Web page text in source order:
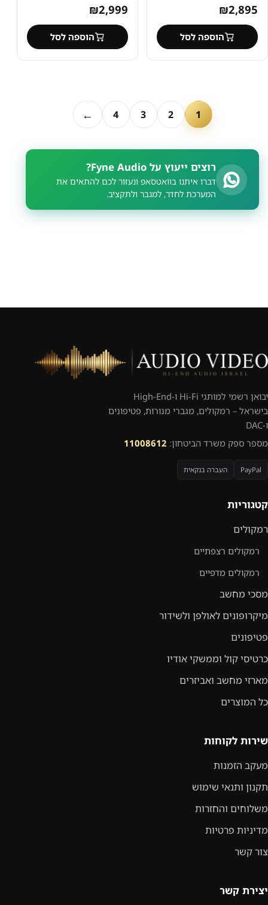
₪2,895
הוספה לסל
₪2,999
הוספה לסל
1
2
3
4
←
רוצים ייעוץ על Fyne Audio?
דברו איתנו בוואטסאפ ונעזור לכם להתאים את
המערכת לחדר, למגבר ולתקציב.
יבואן רשמי למותגי Hi-Fi ו-High-End
בישראל – רמקולים, מגברי מנורות, פטיפונים
ו-DAC
מספר ספק משרד הביטחון: 11008612
PayPal העברה בנקאית
קטגוריות
רמקולים
רמקולים רצפתיים
רמקולים מדפיים
מסכי מחשב
מיקרופונים לאולפן ולשידור
פטיפונים
כרטיסי קול וממשקי אודיו
מארזי מחשב ואביזרים
כל המוצרים
שירות לקוחות
מעקב הזמנות
תקנון ותנאי שימוש
משלוחים והחזרות
מדיניות פרטיות
צור קשר
יצירת קשר